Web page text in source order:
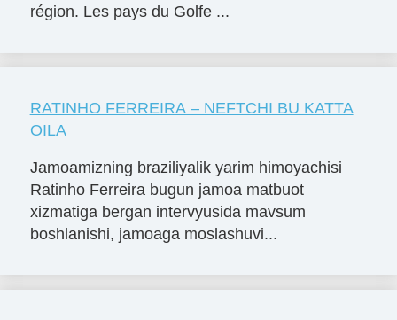
région. Les pays du Golfe ...
RATINHO FERREIRA – NEFTCHI BU KATTA
OILA
Jamoamizning braziliyalik yarim himoyachisi
Ratinho Ferreira bugun jamoa matbuot
xizmatiga bergan intervyusida mavsum
boshlanishi, jamoaga moslashuvi...